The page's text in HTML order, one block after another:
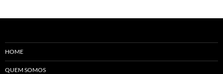
HOME
QUEM SOMOS